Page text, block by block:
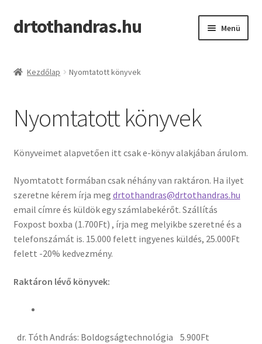
Ugrás
a
Kilépés
a
drtothandras.hu Menü
Pénztár
Nyomtatott könyvek
Blog
Kezdőlap Nyomtatott könyvek
Nyomtatott könyvek
Könyveimet alapvetően itt csak e-könyv alakjában árulom.
Nyomtatott formában csak néhány van raktáron. Ha ilyet
szeretne kérem írja meg drtothandras@drtothandras.hu
email címre és küldök egy számlabekérőt. Szállítás
Foxpost boxba (1.700Ft) , írja meg melyikbe szeretné és a
telefonszámát is. 15.000 felett ingyenes küldés, 25.000Ft
felett -20% kedvezmény.
Raktáron lévő könyvek:
dr. Tóth András: Boldogságtechnológia 5.900Ft